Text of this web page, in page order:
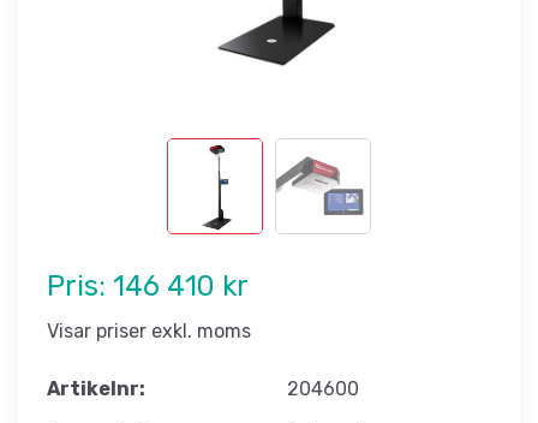
Pris: 146 410 kr
Visar priser exkl. moms
Artikelnr: 204600